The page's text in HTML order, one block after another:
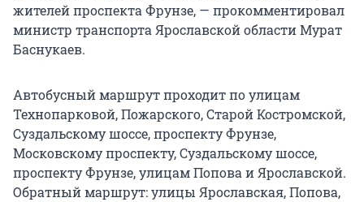
жителей проспекта Фрунзе, — прокомментировал
министр транспорта Ярославской области Мурат
Баснукаев.
Автобусный маршрут проходит по улицам
Технопарковой, Пожарского, Старой Костромской,
Суздальскому шоссе, проспекту Фрунзе,
Московскому проспекту, Суздальскому шоссе,
проспекту Фрунзе, улицам Попова и Ярославской.
Обратный маршрут: улицы Ярославская, Попова,